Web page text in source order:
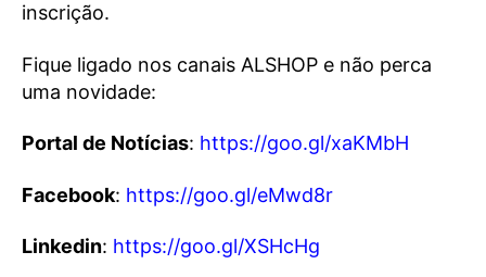
inscrição.
Fique ligado nos canais ALSHOP e não perca
uma novidade:
Portal de Notícias: https://goo.gl/xaKMbH
Facebook: https://goo.gl/eMwd8r
Linkedin: https://goo.gl/XSHcHg